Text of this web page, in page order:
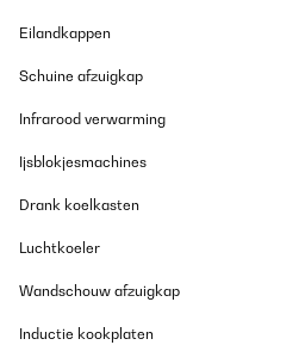
Un premier retour de l'appareil car
transporteur dès le lendemain pour
silencieux. On aurait aimé une
cependant, l'ouverture n'est pas
descriptif : la porte est en effet déjà
bel effet (par contre pas de
Eilandkappen
Schuine afzuigkap
Infrarood verwarming
Ijsblokjesmachines
Drank koelkasten
Luchtkoeler
Wandschouw afzuigkap
Inductie kookplaten